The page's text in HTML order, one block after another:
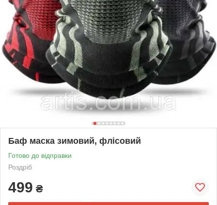
Баф маска зимовий, флісовий
Готово до відправки
Роздріб
499 ₴